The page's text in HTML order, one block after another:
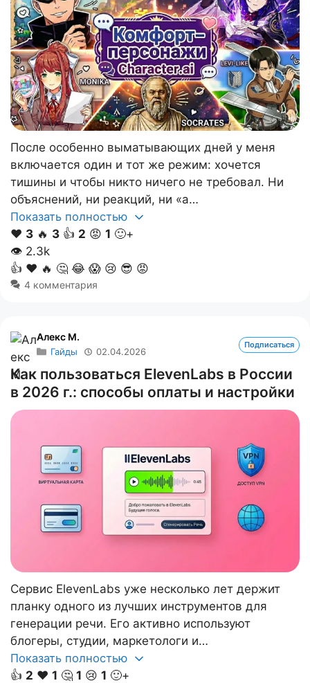
После особенно выматывающих дней у меня
включается один и тот же режим: хочется
тишины и чтобы никто ничего не требовал. Ни
объяснений, ни реакций, ни «а…
Показать полностью
❤️ 3 🔥 3 👍 2 😡 1 🙂+
👁 2.3k
👍 ❤️ 🔥 🤔 😂 😱 😢 😎 😡
4 комментария
Алекс M.
Гайды 02.04.2026
Подписаться
Как пользоваться ElevenLabs в России
в 2026 г.: способы оплаты и настройки
Сервис ElevenLabs уже несколько лет держит
планку одного из лучших инструментов для
генерации речи. Его активно используют
блогеры, студии, маркетологи и…
Показать полностью
👍 2 ❤️ 1 🤔 1 😢 1 🙂+